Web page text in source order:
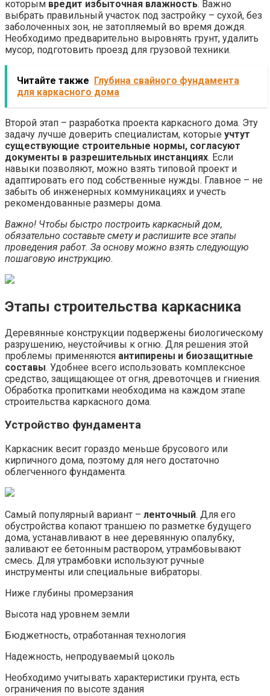
которым вредит избыточная влажность. Важно
выбрать правильный участок под застройку – сухой, без
заболоченных зон, не затопляемый во время дождя.
Необходимо предварительно выровнять грунт, удалить
мусор, подготовить проезд для грузовой техники.
Читайте также Глубина свайного фундамента
для каркасного дома
Второй этап – разработка проекта каркасного дома. Эту
задачу лучше доверить специалистам, которые учтут
существующие строительные нормы, согласуют
документы в разрешительных инстанциях. Если
навыки позволяют, можно взять типовой проект и
адаптировать его под собственные нужды. Главное – не
забыть об инженерных коммуникациях и учесть
рекомендованные размеры дома.
Важно! Чтобы быстро построить каркасный дом,
обязательно составьте смету и распишите все этапы
проведения работ. За основу можно взять следующую
пошаговую инструкцию.
Этапы строительства каркасника
Деревянные конструкции подвержены биологическому
разрушению, неустойчивы к огню. Для решения этой
проблемы применяются антипирены и биозащитные
составы. Удобнее всего использовать комплексное
средство, защищающее от огня, древоточцев и гниения.
Обработка пропитками необходима на каждом этапе
строительства каркасного дома.
Устройство фундамента
Каркасник весит гораздо меньше брусового или
кирпичного дома, поэтому для него достаточно
облегченного фундамента.
Самый популярный вариант – ленточный. Для его
обустройства копают траншею по разметке будущего
дома, устанавливают в нее деревянную опалубку,
заливают ее бетонным раствором, утрамбовывают
смесь. Для утрамбовки используют ручные
инструменты или специальные вибраторы.
Ниже глубины промерзания
Высота над уровнем земли
Бюджетность, отработанная технология
Надежность, непродуваемый цоколь
Необходимо учитывать характеристики грунта, есть
ограничения по высоте здания